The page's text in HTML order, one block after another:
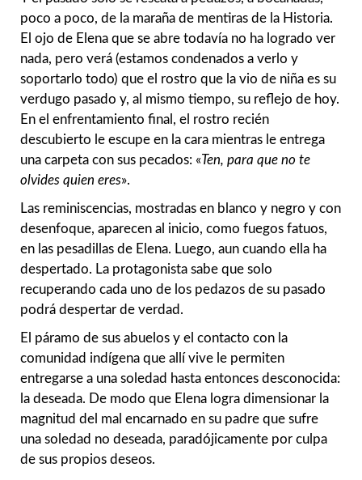
poco a poco, de la maraña de mentiras de la Historia.
El ojo de Elena que se abre todavía no ha logrado ver
nada, pero verá (estamos condenados a verlo y
soportarlo todo) que el rostro que la vio de niña es su
verdugo pasado y, al mismo tiempo, su reflejo de hoy.
En el enfrentamiento final, el rostro recién
descubierto le escupe en la cara mientras le entrega
una carpeta con sus pecados: «Ten, para que no te
olvides quien eres».
Las reminiscencias, mostradas en blanco y negro y con
desenfoque, aparecen al inicio, como fuegos fatuos,
en las pesadillas de Elena. Luego, aun cuando ella ha
despertado. La protagonista sabe que solo
recuperando cada uno de los pedazos de su pasado
podrá despertar de verdad.
El páramo de sus abuelos y el contacto con la
comunidad indígena que allí vive le permiten
entregarse a una soledad hasta entonces desconocida:
la deseada. De modo que Elena logra dimensionar la
magnitud del mal encarnado en su padre que sufre
una soledad no deseada, paradójicamente por culpa
de sus propios deseos.